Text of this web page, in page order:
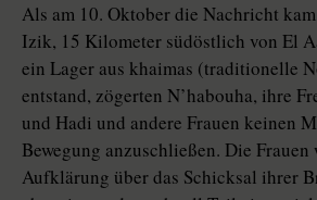
Als am 10. Oktober die Nachricht
Izik, 15 Kilometer südöstlich von El
ein Lager aus khaimas (traditionelle
entstand, zögerten N’habouha, ihre
und Hadi und andere Frauen keinen
Bewegung anzuschließen. Die
Aufklärung über das Schicksal ihrer